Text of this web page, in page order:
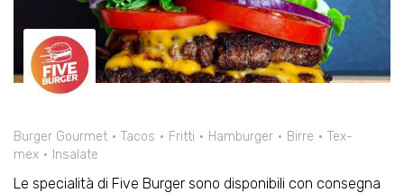
Burger Gourmet Tacos Fritti Hamburger Birre
Tex-
mex
Insalate
Le specialità di Five Burger sono disponibili con consegna